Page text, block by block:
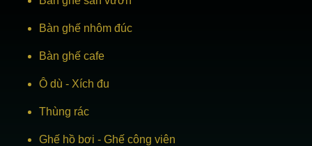
Bàn ghế nhôm đúc
Bàn ghế cafe
Ô dù - Xích đu
Thùng rác
Ghế hồ bơi - Ghế công viên